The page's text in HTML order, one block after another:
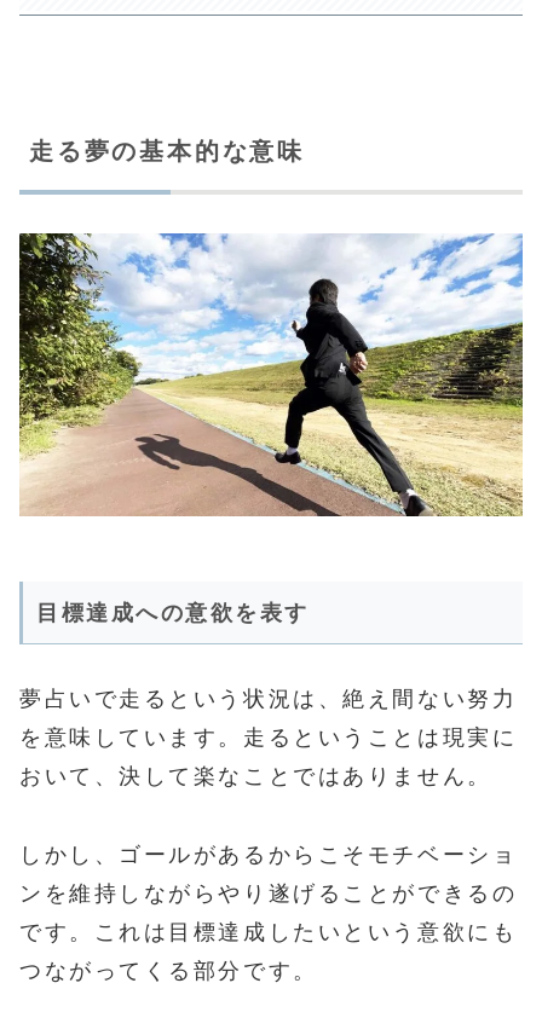
走る夢の基本的な意味
目標達成への意欲を表す
夢占いで走るという状況は、絶え間ない努力
を意味しています。走るということは現実に
おいて、決して楽なことではありません。
しかし、ゴールがあるからこそモチベーショ
ンを維持しながらやり遂げることができるの
です。これは目標達成したいという意欲にも
つながってくる部分です。